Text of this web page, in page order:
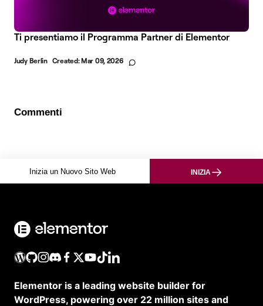
Ti presentiamo il Programma Partner di Elementor
Judy Berlin Created:Mar 09, 2026
Commenti
Inizia un Nuovo Sito Web INIZIA
Elementor is a leading website builder for
WordPress, powering over 22 million sites and